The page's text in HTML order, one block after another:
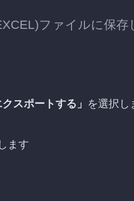
ファイルに保
スポートする」 を選択し
ます